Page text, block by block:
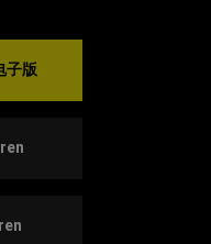
子版